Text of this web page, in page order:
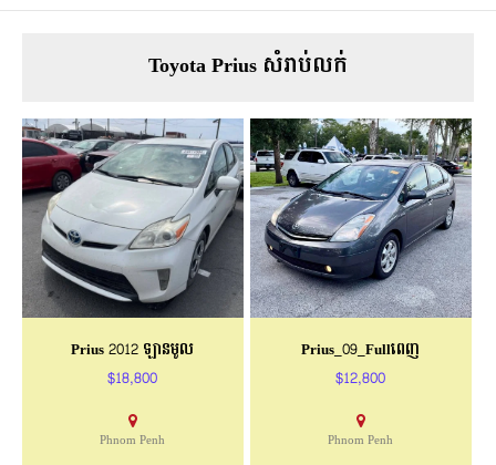
Toyota Prius សំរាប់លក់
Prius 2012 ឡានមូល
$18,800
Phnom Penh
Prius_09_Fullពេញ
$12,800
Phnom Penh